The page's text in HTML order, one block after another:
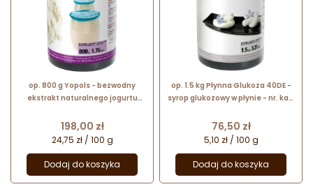
op. 800 g Yopols - bezwodny
ekstrakt naturalnego jogurtu
- nr. kat. 49568 Sosa Ingredients
Cena
198,00 zł
24,75 zł / 100 g
Dodaj do koszyka
op. 1.5 kg Płynna Glukoza 40DE -
syrop glukozowy w płynie - nr. kat.
Cena
76,50 zł
5,10 zł / 100 g
Dodaj do koszyka